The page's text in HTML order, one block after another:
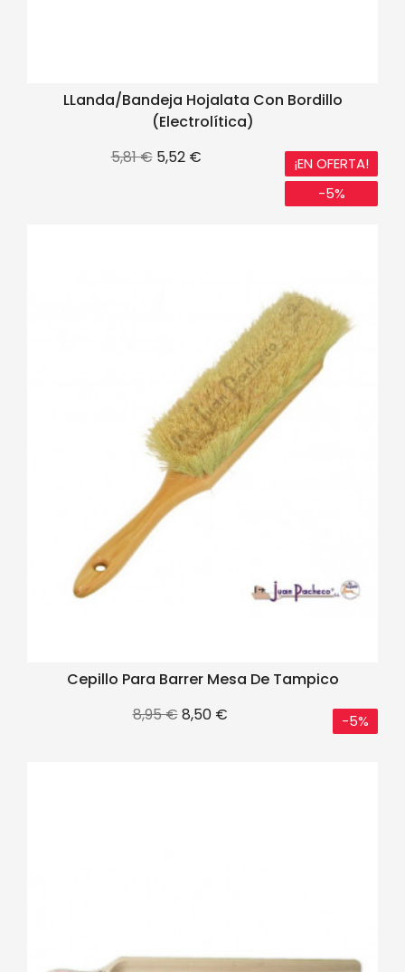
LLanda/Bandeja Hojalata Con Bordillo
(electrolítica)
Precio
5,81 € Precio
5,52 €
¡EN OFERTA!
-5%
Cepillo Para Barrer Mesa De Tampico
Precio
8,95 €Precio
8,50 € -5%